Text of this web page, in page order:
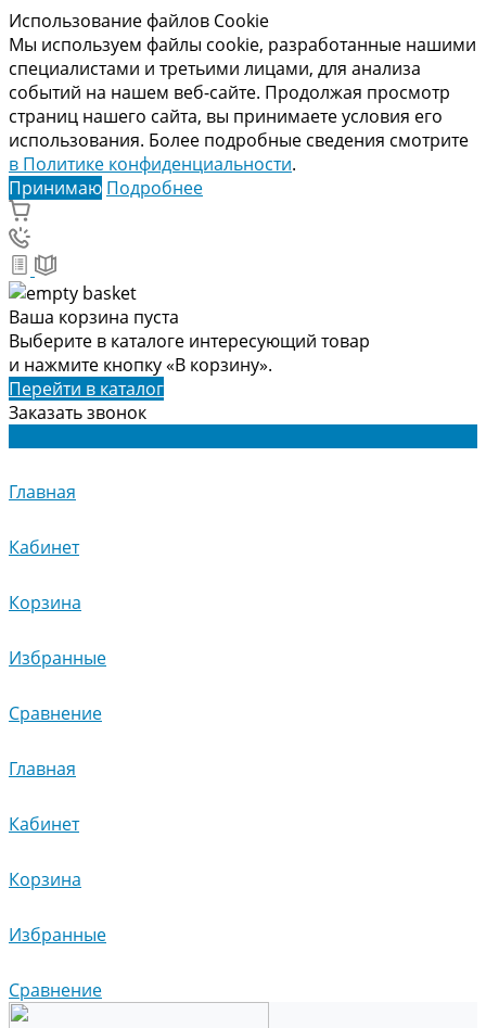
Использование файлов Cookie
Мы используем файлы cookie, разработанные нашими
специалистами и третьими лицами, для анализа
событий на нашем веб-сайте. Продолжая просмотр
страниц нашего сайта, вы принимаете условия его
использования. Более подробные сведения смотрите
в Политике конфиденциальности.
Принимаю Подробнее
Ваша корзина пуста
Выберите в каталоге интересующий товар
и нажмите кнопку «В корзину».
Перейти в каталог
Заказать звонок
Главная
Кабинет
Корзина
Избранные
Сравнение
Главная
Кабинет
Корзина
Избранные
Сравнение